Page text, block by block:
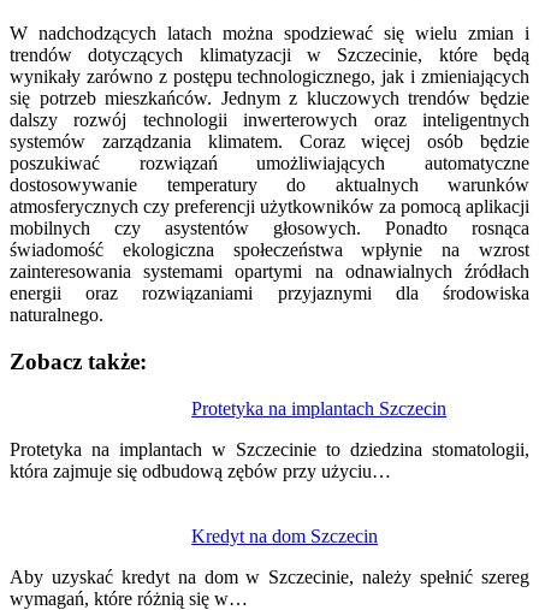
W nadchodzących latach można spodziewać się wielu zmian i
trendów dotyczących klimatyzacji w Szczecinie, które będą
wynikały zarówno z postępu technologicznego, jak i zmieniających
się potrzeb mieszkańców. Jednym z kluczowych trendów będzie
dalszy rozwój technologii inwerterowych oraz inteligentnych
systemów zarządzania klimatem. Coraz więcej osób będzie
poszukiwać rozwiązań umożliwiających automatyczne
dostosowywanie temperatury do aktualnych warunków
atmosferycznych czy preferencji użytkowników za pomocą aplikacji
mobilnych czy asystentów głosowych. Ponadto rosnąca
świadomość ekologiczna społeczeństwa wpłynie na wzrost
zainteresowania systemami opartymi na odnawialnych źródłach
energii oraz rozwiązaniami przyjaznymi dla środowiska
naturalnego.
Zobacz także:
Protetyka na implantach Szczecin
Protetyka na implantach w Szczecinie to dziedzina stomatologii,
która zajmuje się odbudową zębów przy użyciu…
Kredyt na dom Szczecin
Aby uzyskać kredyt na dom w Szczecinie, należy spełnić szereg
wymagań, które różnią się w…
wpisu